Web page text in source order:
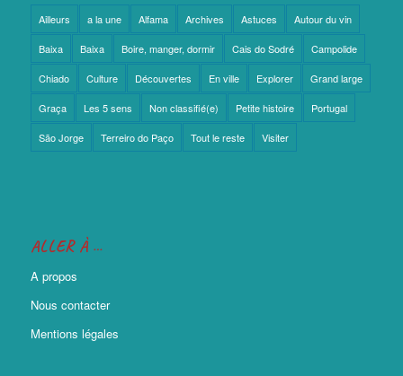
Ailleurs a la une Alfama Archives Astuces Autour du vin
Baixa Baixa Boire, manger, dormir Cais do Sodré Campolide
Chiado Culture Découvertes En ville Explorer Grand large
Graça Les 5 sens Non classifié(e) Petite histoire Portugal
São Jorge Terreiro do Paço Tout le reste Visiter
ALLER À …
A propos
Nous contacter
Mentions légales